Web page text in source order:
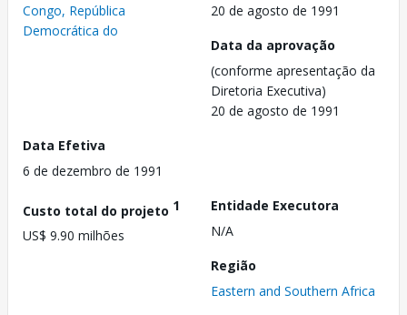
Congo, República
Democrática do
20 de agosto de 1991
Data da aprovação
(conforme apresentação da
Diretoria Executiva)
20 de agosto de 1991
Data Efetiva
6 de dezembro de 1991
Custo total do projeto 1
US$ 9.90 milhões
Entidade Executora
N/A
Região
Eastern and Southern Africa